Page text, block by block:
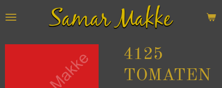
direct
de
4125
TOMATEN